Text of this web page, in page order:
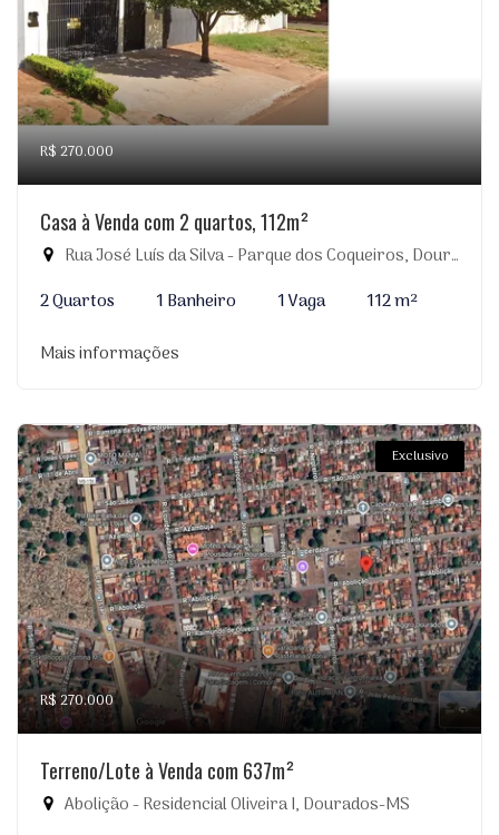
R$ 270.000
Casa à Venda com 2 quartos, 112m²
Rua José Luís da Silva - Parque dos Coqueiros, Dourados-MS
2 Quartos
1 Banheiro 1 Vaga
112 m²
Mais informações
Exclusivo
R$ 270.000
Terreno/Lote à Venda com 637m²
Abolição - Residencial Oliveira I, Dourados-MS